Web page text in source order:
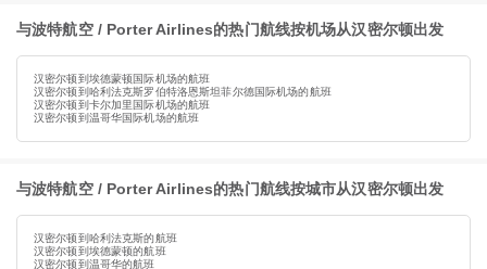
与波特航空 / Porter Airlines的热门航线按机场从汉密尔顿出发
汉密尔顿到埃德蒙顿国际机场的航班
汉密尔顿到哈利法克斯罗伯特洛恩斯坦菲尔德国际机场的航班
汉密尔顿到卡尔加里国际机场的航班
汉密尔顿到温哥华国际机场的航班
与波特航空 / Porter Airlines的热门航线按城市从汉密尔顿出发
汉密尔顿到哈利法克斯的航班
汉密尔顿到埃德蒙顿的航班
汉密尔顿到温哥华的航班